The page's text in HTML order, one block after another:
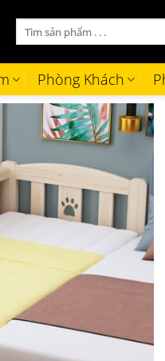
Tìm
kiếm:
Phòng Khách